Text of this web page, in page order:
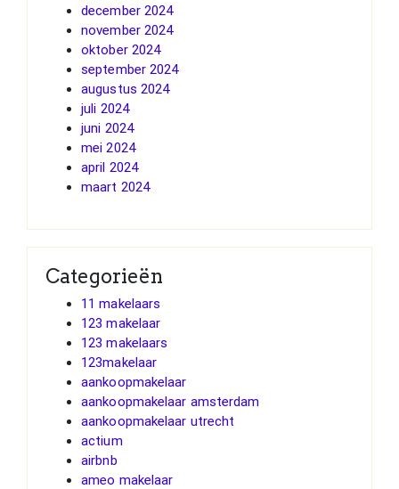
december 2024
november 2024
oktober 2024
september 2024
augustus 2024
juli 2024
juni 2024
mei 2024
april 2024
maart 2024
Categorieën
11 makelaars
123 makelaar
123 makelaars
123makelaar
aankoopmakelaar
aankoopmakelaar amsterdam
aankoopmakelaar utrecht
actium
airbnb
ameo makelaar